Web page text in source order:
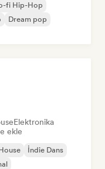
fi Hip-Hop
Dream pop
Elektronika
ekle
İndie Dans